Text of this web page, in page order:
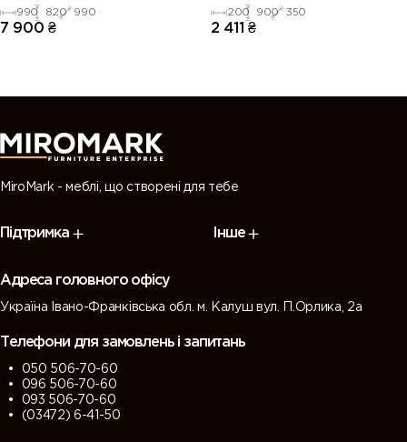
(Білий/Глянець Білий 9003)
990 820 990
7 900 ₴
Глянець Білий 9003)
200 900 350
2 411 ₴
MiroMark - меблі, що створені для тебе
Підтримка Інше
Адреса головного офісу
Україна Івано-Франківська обл. м. Калуш вул. П.Орлика, 2а
Телефони для замовлень і запитань
050 506-70-60
096 506-70-60
093 506-70-60
(03472) 6-41-50